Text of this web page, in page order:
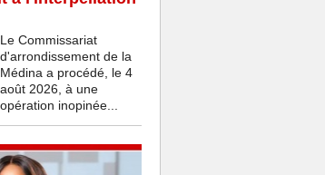
Le Commissariat
d'arrondissement de la
Médina a procédé, le 4
août 2026, à une
opération inopinée...